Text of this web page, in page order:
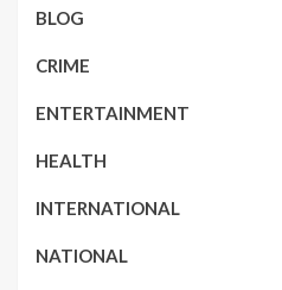
BLOG
CRIME
ENTERTAINMENT
HEALTH
INTERNATIONAL
NATIONAL